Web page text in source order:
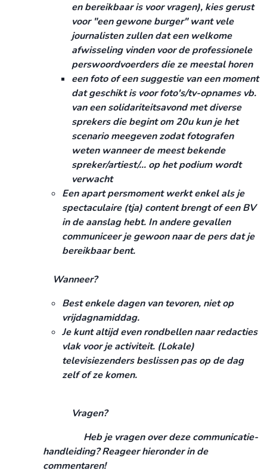
en bereikbaar is voor vragen), kies gerust
voor "een gewone burger" want vele
journalisten zullen dat een welkome
afwisseling vinden voor de professionele
perswoordvoerders die ze meestal horen
een foto of een suggestie van een moment
dat geschikt is voor foto's/tv-opnames vb.
van een solidariteitsavond met diverse
sprekers die begint om 20u kun je het
scenario meegeven zodat fotografen
weten wanneer de meest bekende
spreker/artiest/... op het podium wordt
verwacht
Een apart persmoment werkt enkel als je
spectaculaire (tja) content brengt of een BV
in de aanslag hebt. In andere gevallen
communiceer je gewoon naar de pers dat je
bereikbaar bent.
Wanneer?
Best enkele dagen van tevoren, niet op
vrijdagnamiddag.
Je kunt altijd even rondbellen naar redacties
vlak voor je activiteit. (Lokale)
televisiezenders beslissen pas op de dag
zelf of ze komen.
Vragen?
Heb je vragen over deze communicatie-
handleiding? Reageer hieronder in de
commentaren!